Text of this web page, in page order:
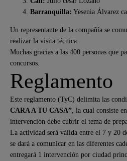
Barranquilla: Yesenia Álvarez
Un representante de la compañía se
realizar la visita técnica.
Muchas gracias a las 400 personas que
concursos.
Reglamento
Este reglamento (TyC) delimita las
CARA A TU CASA” , la cual consiste
intervención debe cubrir el tema de
La actividad será válida entre el 7 y 20
se dará a comunicar en las diferentes
entregará 1 intervención por ciudad